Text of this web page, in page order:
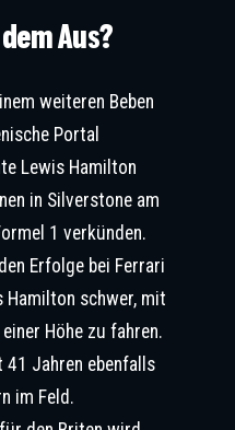
Aus?
weiteren Beben
Portal
Lewis Hamilton
in Silverstone am
1 verkünden.
| ©IMAGO / Icon Sportswire
Erfolge bei Ferrari
Hamilton schwer, mit
Höhe zu fahren.
Jahren ebenfalls
im Feld.